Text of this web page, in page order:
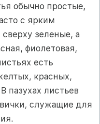
обычно простые,
с ярким
зеленые, а
фиолетовая,
есть
красных,
пазухах листьев
служащие для